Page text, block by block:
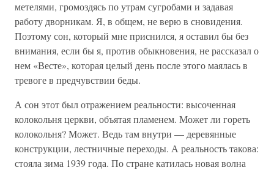
метелями, громоздясь по утрам сугробами и задавая
работу дворникам. Я, в общем, не верю в сновидения.
Поэтому сон, который мне приснился, я оставил бы без
внимания, если бы я, против обыкновения, не рассказал о
нем «Весте», которая целый день после этого маялась в
тревоге в предчувствии беды.
А сон этот был отражением реальности: высоченная
колокольня церкви, объятая пламенем. Может ли гореть
колокольня? Может. Ведь там внутри — деревянные
конструкции, лестничные переходы. А реальность такова:
стояла зима 1939 года. По стране катилась новая волна